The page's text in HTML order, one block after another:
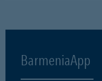
BarmeniaApp